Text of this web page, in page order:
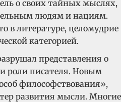
о своих тайных мыслях,
людям и нациям.
в литературе, целомудрие
категорией.
представления о
роли писателя. Новым
философствования»,
развития мысли. Многие